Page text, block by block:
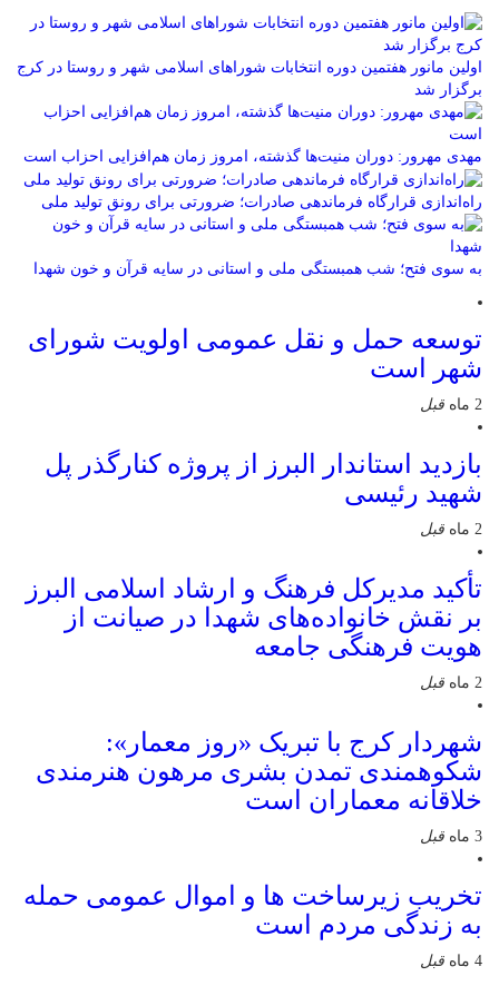
اولین مانور هفتمین دوره انتخابات شوراهای اسلامی شهر و روستا در کرج
برگزار شد
مهدی مهرور: دوران منیت‌ها گذشته، امروز زمان هم‌افزایی احزاب است
راه‌اندازی قرارگاه فرماندهی صادرات؛ ضرورتی برای رونق تولید ملی
به سوی فتح؛ شب همبستگی ملی و استانی در سایه قرآن و خون شهدا
توسعه حمل و نقل عمومی اولویت شورای
شهر است
2 ماه قبل
بازدید استاندار البرز از پروژه کنارگذر پل
شهید رئیسی
2 ماه قبل
تأکید مدیرکل فرهنگ و ارشاد اسلامی البرز
بر نقش خانواده‌های شهدا در صیانت از
هویت فرهنگی جامعه
2 ماه قبل
شهردار کرج با تبریک «روز معمار»:
شکوهمندی تمدن بشری مرهون هنرمندی
خلاقانه معماران است
3 ماه قبل
تخریب زیرساخت ها و اموال عمومی حمله
به زندگی مردم است
4 ماه قبل